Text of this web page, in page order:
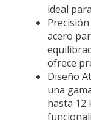
ideal
acero
ofrece
Diseño
una
hasta 12